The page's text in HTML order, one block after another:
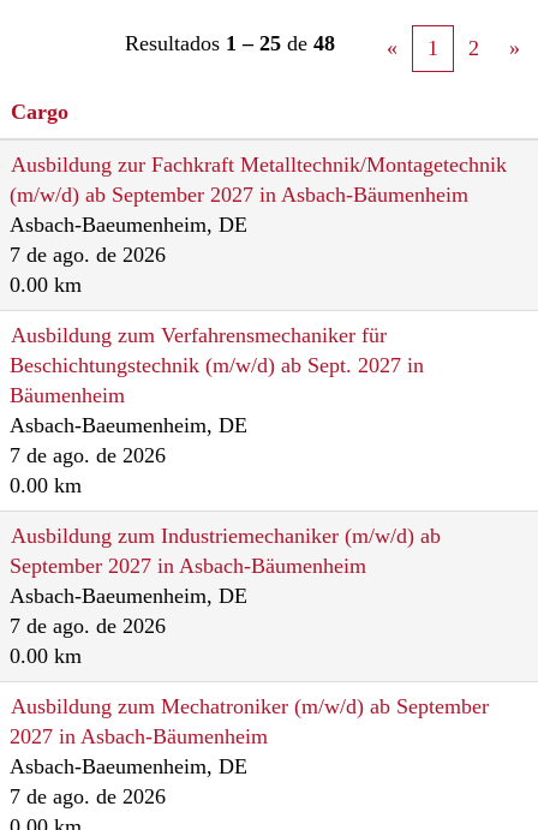
Resultados 1 – 25 de 48 « 1 2 »
Cargo
Ausbildung zur Fachkraft Metalltechnik/Montagetechnik
(m/w/d) ab September 2027 in Asbach-Bäumenheim
Asbach-Baeumenheim, DE
7 de ago. de 2026
0.00 km
Ausbildung zum Verfahrensmechaniker für
Beschichtungstechnik (m/w/d) ab Sept. 2027 in
Bäumenheim
Asbach-Baeumenheim, DE
7 de ago. de 2026
0.00 km
Ausbildung zum Industriemechaniker (m/w/d) ab
September 2027 in Asbach-Bäumenheim
Asbach-Baeumenheim, DE
7 de ago. de 2026
0.00 km
Ausbildung zum Mechatroniker (m/w/d) ab September
2027 in Asbach-Bäumenheim
Asbach-Baeumenheim, DE
7 de ago. de 2026